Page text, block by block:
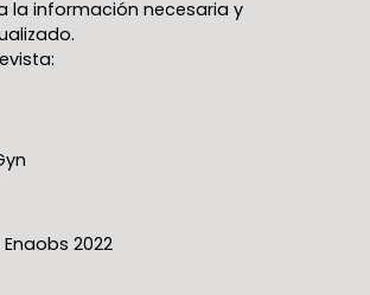
la información necesaria y
2022